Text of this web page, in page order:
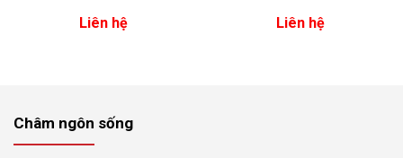
Liên hệ Liên hệ
Châm ngôn sống